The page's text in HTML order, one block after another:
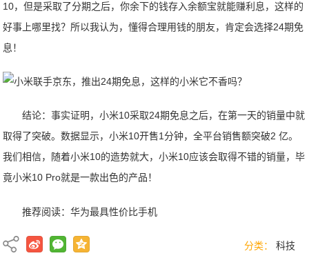
10，但是采取了分期之后，你余下的钱存入余额宝就能赚利息，这样的
好事上哪里找？所以我认为，懂得合理用钱的朋友，肯定会选择24期免
息！
结论：事实证明，小米10采取24期免息之后，在第一天的销量中就
取得了突破。数据显示，小米10开售1分钟，全平台销售额突破2 亿。
我们相信，随着小米10的造势就大，小米10应该会取得不错的销量，毕
竟小米10 Pro就是一款出色的产品！
推荐阅读：华为最具性价比手机
分类： 科技